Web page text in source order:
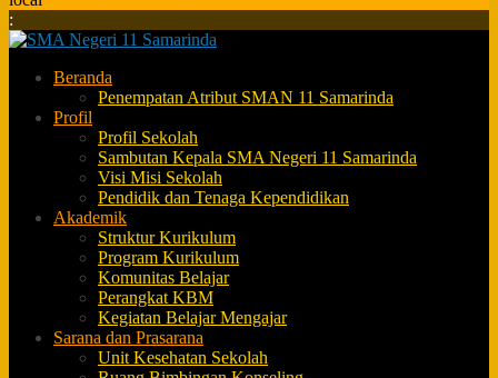
:
Beranda
Penempatan Atribut SMAN 11 Samarinda
Profil
Profil Sekolah
Sambutan Kepala SMA Negeri 11 Samarinda
Visi Misi Sekolah
Pendidik dan Tenaga Kependidikan
Akademik
Struktur Kurikulum
Program Kurikulum
Komunitas Belajar
Perangkat KBM
Kegiatan Belajar Mengajar
Sarana dan Prasarana
Unit Kesehatan Sekolah